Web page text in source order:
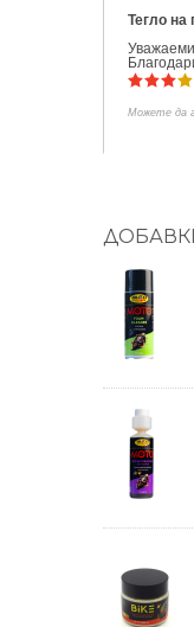
Тегло на
Можете да